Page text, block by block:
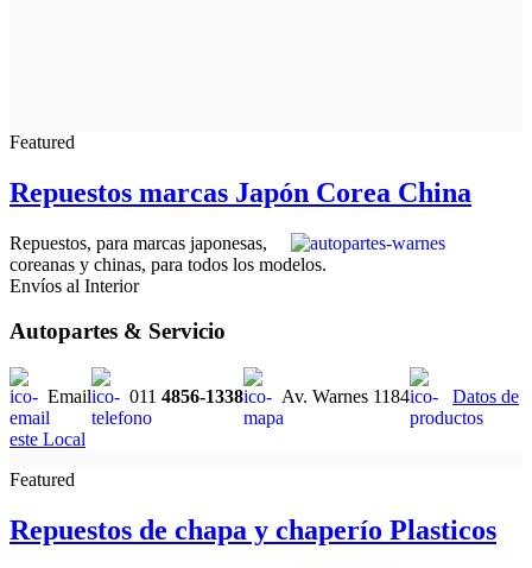
Featured
Repuestos marcas Japón Corea China
Repuestos, para marcas japonesas,
coreanas y chinas, para todos los modelos.
Envíos al Interior
Autopartes & Servicio
Email 011 4856-1338 Av. Warnes 1184 Datos de
este Local
Featured
Repuestos de chapa y chaperío Plasticos